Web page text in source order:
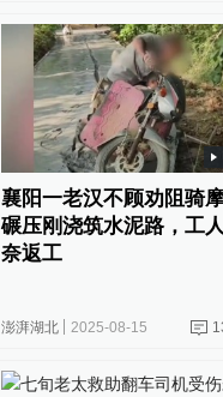
襄阳一老汉不顾劝阻骑
碾压刚浇筑水泥路，工
奈返工
澎湃湖北 2025-08-15